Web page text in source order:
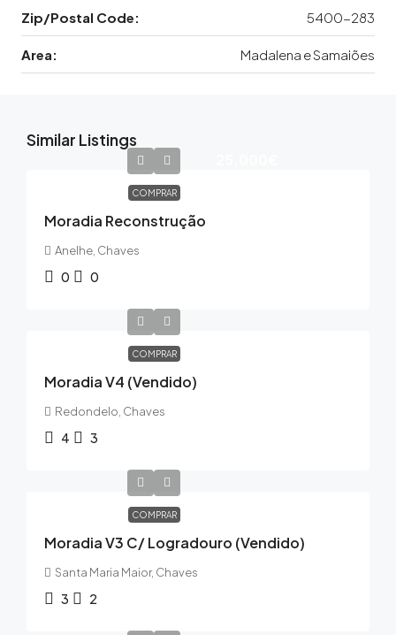
Zip/Postal Code: 5400-283
Area: Madalena e Samaiões
Similar Listings
COMPRAR
Moradia Reconstrução
Anelhe, Chaves
0 0
COMPRAR
Moradia V4 (Vendido)
Redondelo, Chaves
4 3
COMPRAR
Moradia V3 C/ Logradouro (Vendido)
Santa Maria Maior, Chaves
3 2